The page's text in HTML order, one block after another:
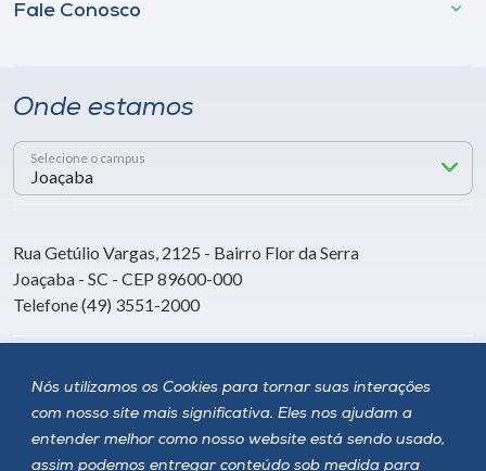
Nós utilizamos os Cookies para tornar suas interações
com nosso site mais significativa. Eles nos ajudam a
entender melhor como nosso website está sendo usado,
assim podemos entregar conteúdo sob medida para
Fale Conosco
Onde estamos
Selecione o campus
Rua Getúlio Vargas, 2125 - Bairro Flor da Serra
Joaçaba - SC - CEP 89600-000
Telefone (49) 3551-2000
Siga a Unoesc